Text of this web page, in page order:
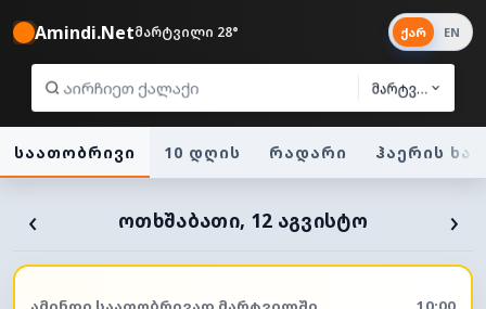
Amindi.Netმარტვილი 28°
მარტვილი
ქარ EN
საათობრივი 10 დღის რადარი ჰაერის
‹ ᲝᲗᲮᲨᲐᲑᲐᲗᲘ, 12 ᲐᲒᲕᲘᲡᲢᲝ ›